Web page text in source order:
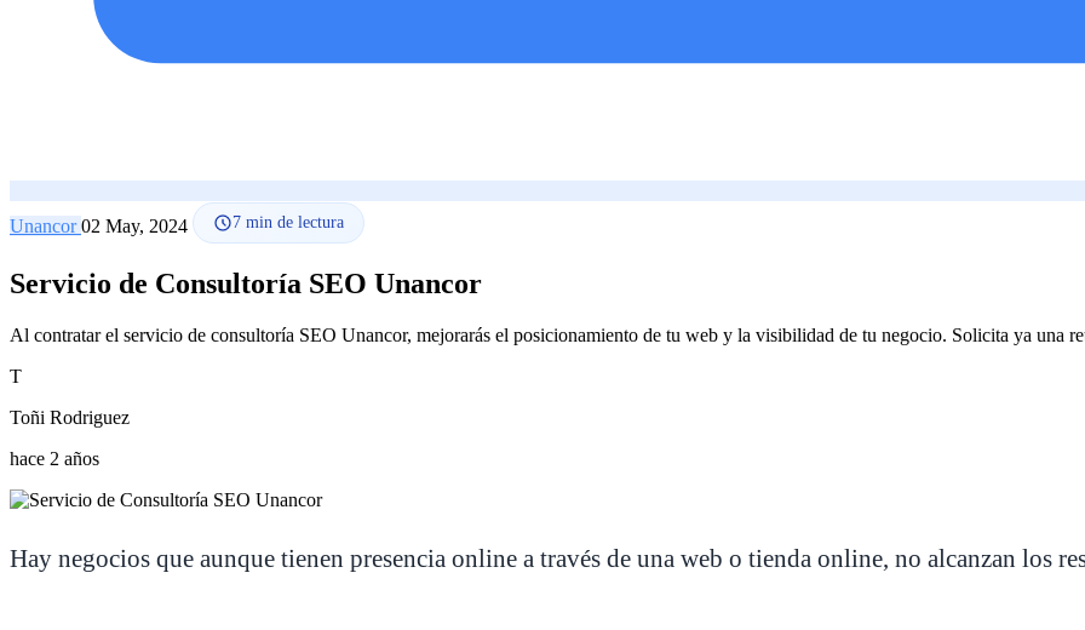
Unancor02 May, 2024 7 min de lectura
Servicio de Consultoría SEO Unancor
Al contratar el servicio de consultoría SEO Unancor, mejorarás el posicionamiento de tu web y la visibilidad de tu negocio. Solicita ya una
T
Toñi Rodriguez
hace 2 años
Hay negocios que aunque tienen presencia online a través de una web o tienda online, no alcanzan los